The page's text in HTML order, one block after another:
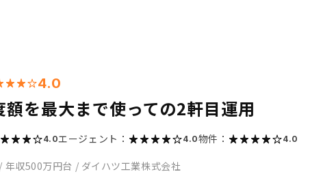
4.0
額を最大まで使っての2軒目運用
4.0エージェント： 4.0物件： 4.0
/ 年収500万円台 / ダイハツ工業株式会社